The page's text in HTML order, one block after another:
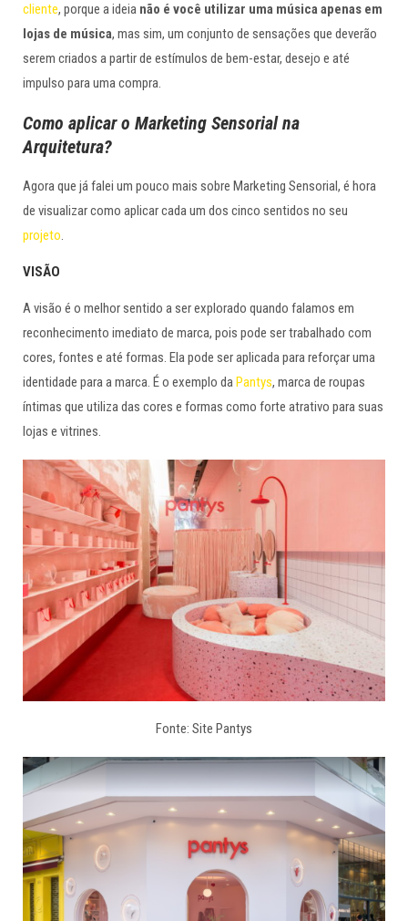
cliente, porque a ideia não é você utilizar uma música apenas em
lojas de música, mas sim, um conjunto de sensações que deverão
serem criados a partir de estímulos de bem-estar, desejo e até
impulso para uma compra.
Como aplicar o Marketing Sensorial na
Arquitetura?
Agora que já falei um pouco mais sobre Marketing Sensorial, é hora
de visualizar como aplicar cada um dos cinco sentidos no seu
projeto.
VISÃO
A visão é o melhor sentido a ser explorado quando falamos em
reconhecimento imediato de marca, pois pode ser trabalhado com
cores, fontes e até formas. Ela pode ser aplicada para reforçar uma
identidade para a marca. É o exemplo daPantys, marca de roupas
íntimas que utiliza das cores e formas como forte atrativo para suas
lojas e vitrines.
Fonte: Site Pantys